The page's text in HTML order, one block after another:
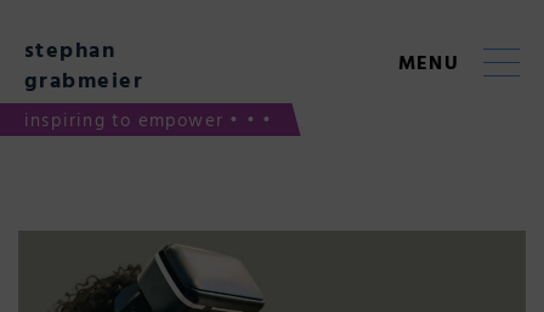
content
stephan
grabmeier
inspiring to empower • • •
MENU